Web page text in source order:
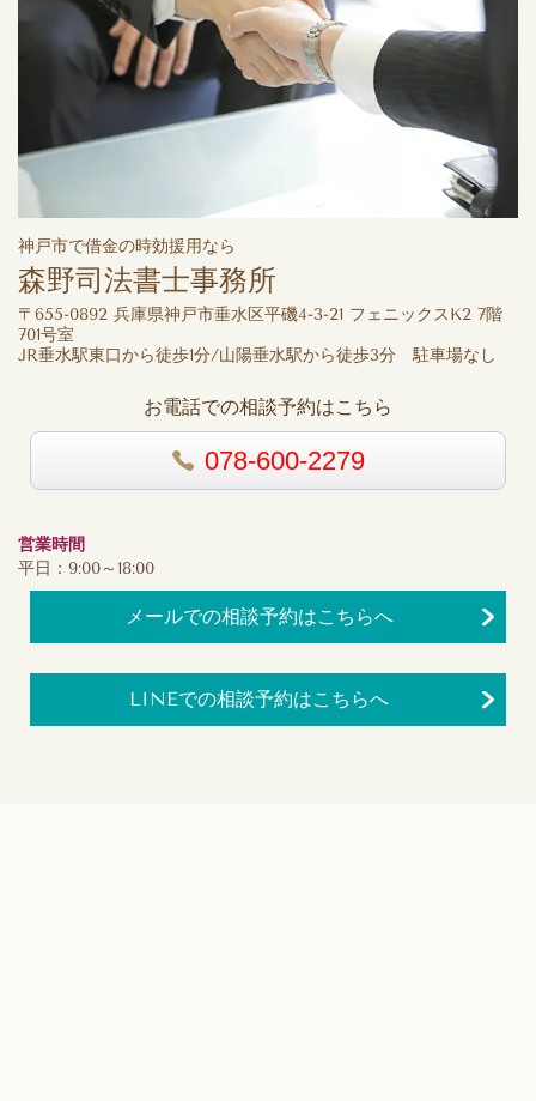
神戸市で借金の時効援用なら
森野司法書士事務所
〒655-0892 兵庫県神戸市垂水区平磯4-3-21 フェニックスK2 7階
701号室
JR垂水駅東口から徒歩1分/山陽垂水駅から徒歩3分 駐車場なし
お電話での相談予約はこちら
078-600-2279
営業時間
平日：9:00～18:00
メールでの相談予約はこちらへ
LINEでの相談予約はこちらへ